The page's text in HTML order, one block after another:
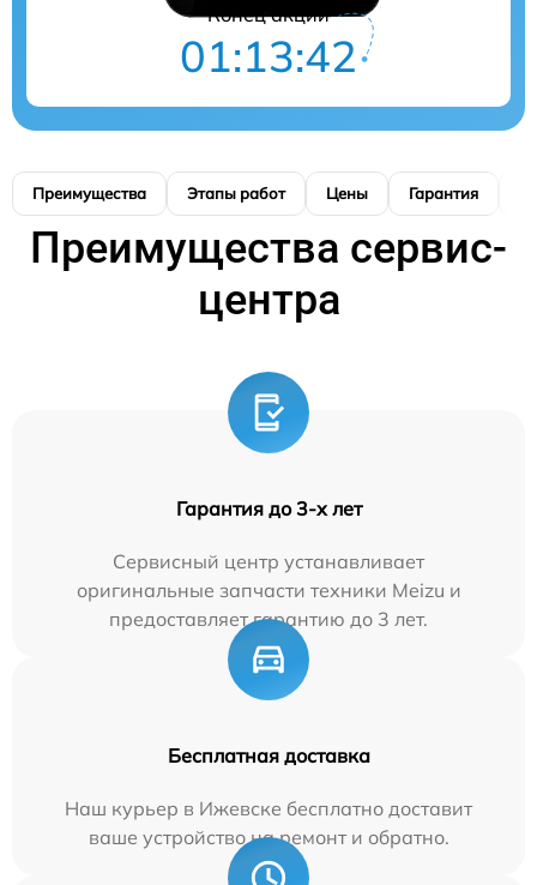
Конец акции
01:13:41
Преимущества Этапы работ Цены Гарантия
Преимущества сервис-
центра
Гарантия до 3-х лет
Сервисный центр устанавливает
оригинальные запчасти техники Meizu и
предоставляет гарантию до 3 лет.
Бесплатная доставка
Наш курьер в Ижевске бесплатно доставит
ваше устройство на ремонт и обратно.